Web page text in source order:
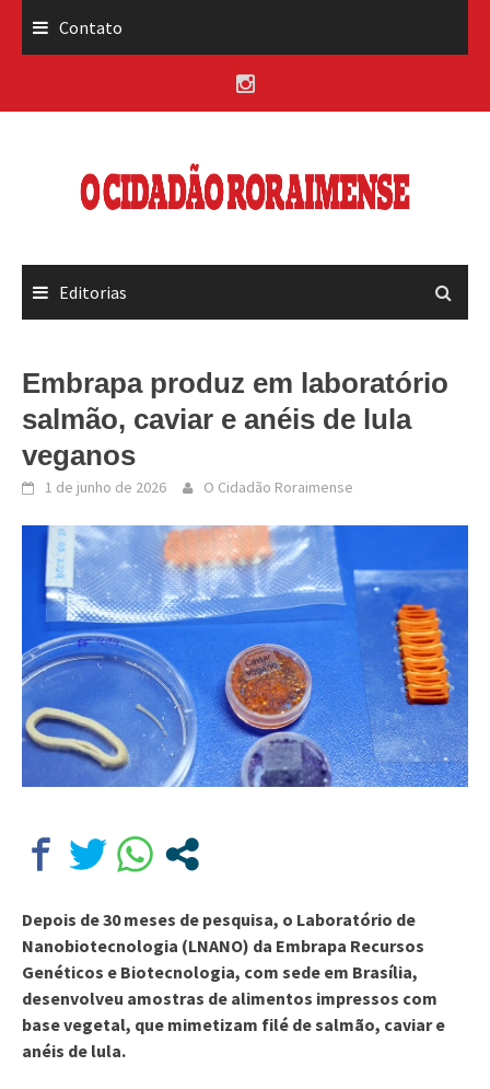
Contato
Editorias
Embrapa produz em laboratório
salmão, caviar e anéis de lula
veganos
1 de junho de 2026 O Cidadão Roraimense
Depois de 30 meses de pesquisa, o Laboratório de
Nanobiotecnologia (LNANO) da Embrapa Recursos
Genéticos e Biotecnologia, com sede em Brasília,
desenvolveu amostras de alimentos impressos com
base vegetal, que mimetizam filé de salmão, caviar e
anéis de lula.